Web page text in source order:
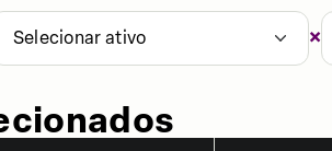
Selecionar ativo ×